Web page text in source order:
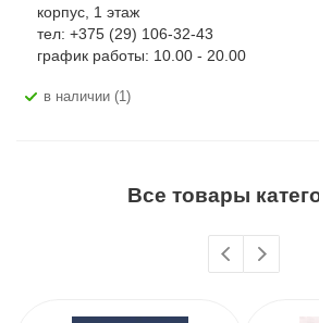
корпус, 1 этаж
тел: +375 (29) 106-32-43
график работы: 10.00 - 20.00
В наличии (1)
Все товары